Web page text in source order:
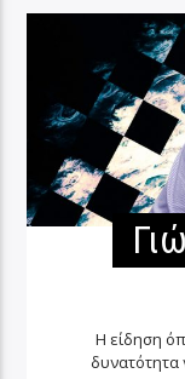
Η είδηση